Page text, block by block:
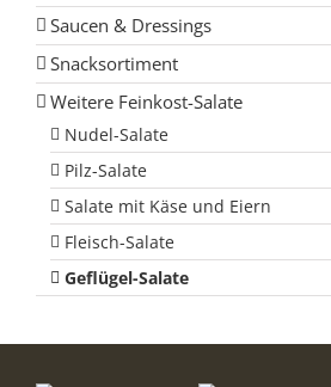
Saucen & Dressings
Snacksortiment
Weitere Feinkost-Salate
Nudel-Salate
Pilz-Salate
Salate mit Käse und Eiern
Fleisch-Salate
Geflügel-Salate